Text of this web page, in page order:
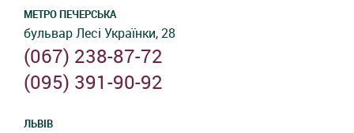
МЕТРО ПЕЧЕРСЬКА
бульвар Лесі Українки, 28
(067) 238-87-72
(095) 391-90-92
ЛЬВІВ